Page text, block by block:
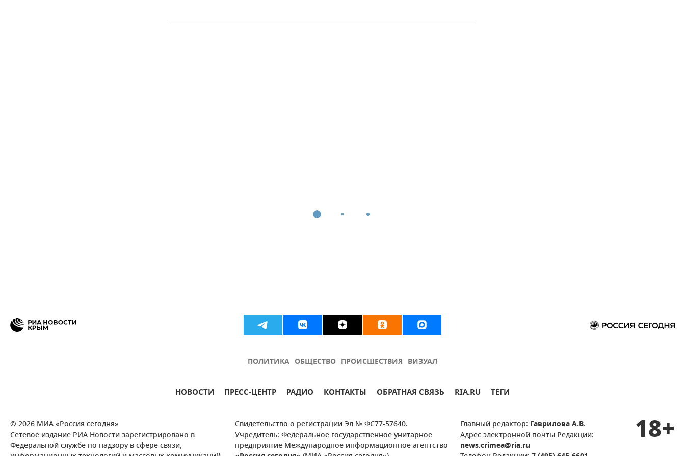
ПОЛИТИКА ОБЩЕСТВО ПРОИСШЕСТВИЯ ВИЗУАЛ
НОВОСТИ ПРЕСС-ЦЕНТР РАДИО КОНТАКТЫ ОБРАТНАЯ СВЯЗЬ RIA.RU ТЕГИ
© 2026 МИА «Россия сегодня»
Сетевое издание РИА Новости зарегистрировано в
Федеральной службе по надзору в сфере связи,
Свидетельство о регистрации Эл № ФС77-57640.
Учредитель: Федеральное государственное унитарное
предприятие Международное информационное агентство
Главный редактор: Гаврилова А.В.
Адрес электронной почты Редакции:
news.crimea@ria.ru
18+